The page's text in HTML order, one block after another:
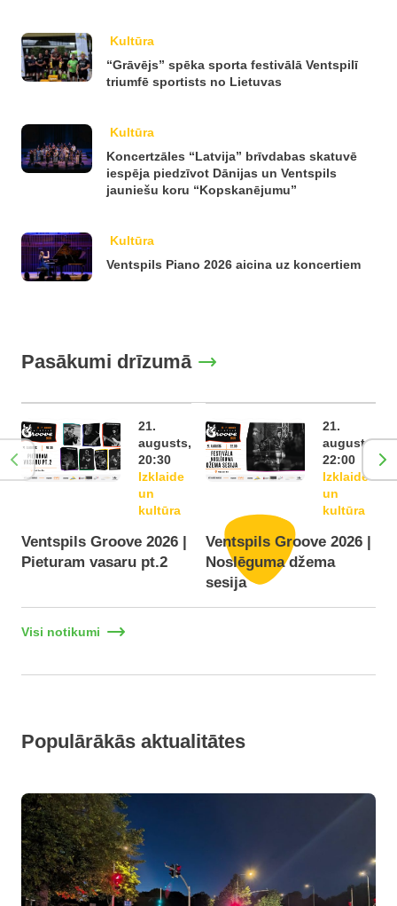
Kultūra
“Grāvējs” spēka sporta festivālā Ventspilī
triumfē sportists no Lietuvas
Kultūra
Koncertzāles “Latvija” brīvdabas skatuvē
iespēja piedzīvot Dānijas un Ventspils
jauniešu koru “Kopskanējumu”
Kultūra
Ventspils Piano 2026 aicina uz koncertiem
Pasākumi drīzumā
21.
augusts,
20:30
Izklaide
un
kultūra
Ventspils Groove 2026 |
Pieturam vasaru pt.2
21.
augusts,
22:00
Izklaide
un
kultūra
Ventspils Groove 2026 |
Noslēguma džema
sesija
Visi notikumi
Populārākās aktualitātes